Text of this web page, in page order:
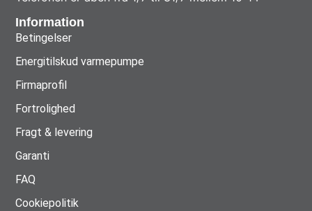
Information
Betingelser
Energitilskud varmepumpe
Firmaprofil
Fortrolighed
Fragt & levering
Garanti
FAQ
Cookiepolitik